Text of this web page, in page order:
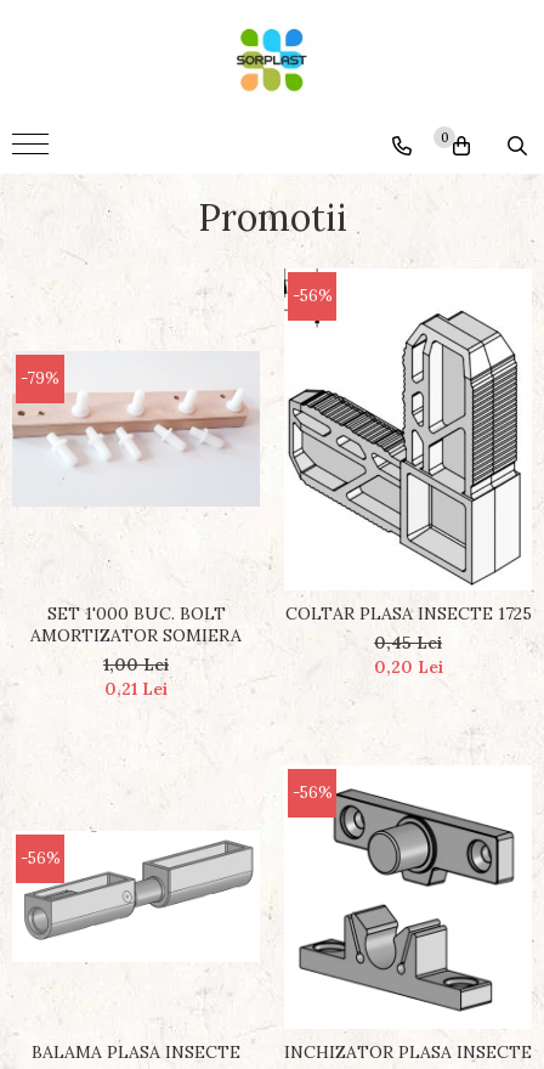
Mobila
Somiere
Termopane
Generale
0
Promotii
-79%
SET 1'000 BUC. BOLT
AMORTIZATOR SOMIERA
1,00 Lei
0,21 Lei
-56%
COLTAR PLASA INSECTE 1725
0,45 Lei
0,20 Lei
-56%
BALAMA PLASA INSECTE
-56%
INCHIZATOR PLASA INSECTE